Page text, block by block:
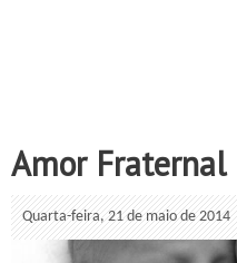
Amor Fraternal
Quarta-feira, 21 de maio de 2014